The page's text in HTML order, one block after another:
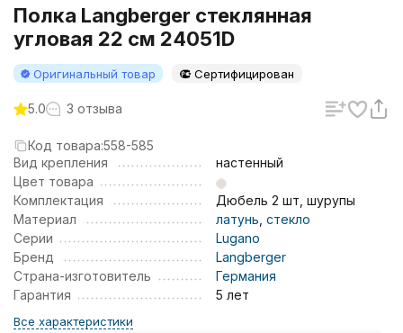
Полка Langberger стеклянная
угловая 22 см 24051D
Оригинальный товар Сертифицирован
5.0 3 отзыва
Код товара:558-585
Вид крепления
настенный
Цвет товара
Комплектация
Дюбель 2 шт, шурупы
Материал
латунь стекло
Серии
Lugano
Бренд
Langberger
Страна-изготовитель
Германия
Гарантия
5 лет
Все характеристики